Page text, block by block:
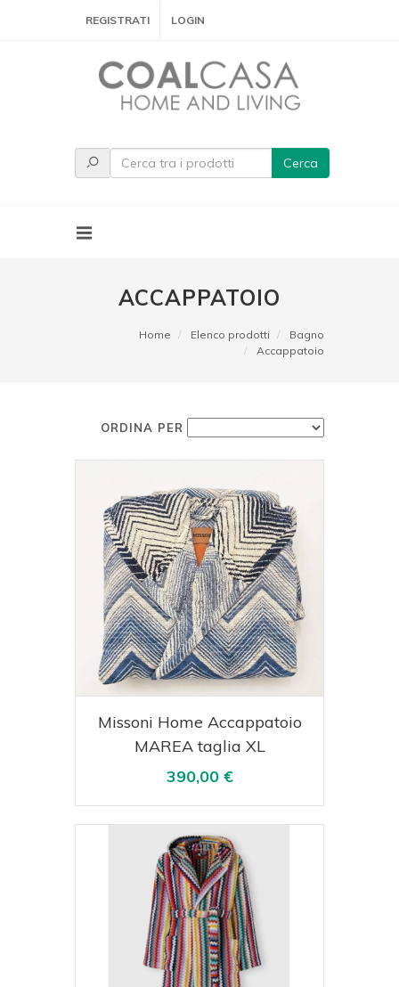
REGISTRATI LOGIN
Cerca
ACCAPPATOIO
Home Elenco prodotti
Bagno
Accappatoio
ORDINA PER
Acquista Visualizza
Missoni Home Accappatoio
MAREA taglia XL
390,00 €